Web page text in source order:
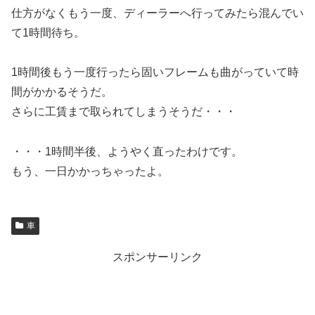
仕方がなくもう一度、ディーラーへ行ってみたら混んでい
て1時間待ち。
1時間後もう一度行ったら固いフレームも曲がっていて時
間がかかるそうだ。
さらに工賃まで取られてしまうそうだ・・・
・・・1時間半後、ようやく直ったわけです。
もう、一日かかっちゃったよ。
車
スポンサーリンク